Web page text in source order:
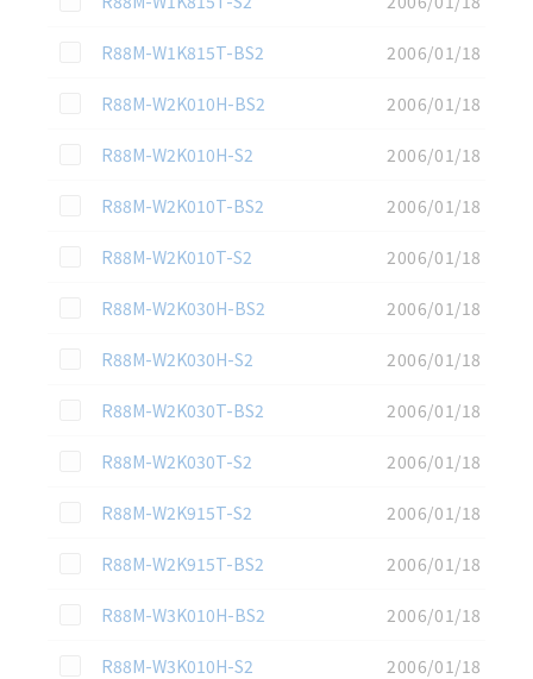
この資料を選択
R88M-W1K815T-BS2
2006/01/18
この資料を選択
R88M-W2K010H-BS2
2006/01/18
この資料を選択
R88M-W2K010H-S2
2006/01/18
この資料を選択
R88M-W2K010T-BS2
2006/01/18
この資料を選択
R88M-W2K010T-S2
2006/01/18
この資料を選択
R88M-W2K030H-BS2
2006/01/18
この資料を選択
R88M-W2K030H-S2
2006/01/18
この資料を選択
R88M-W2K030T-BS2
2006/01/18
この資料を選択
R88M-W2K030T-S2
2006/01/18
この資料を選択
R88M-W2K915T-S2
2006/01/18
この資料を選択
R88M-W2K915T-BS2
2006/01/18
この資料を選択
R88M-W3K010H-BS2
2006/01/18
この資料を選択
R88M-W3K010H-S2
2006/01/18